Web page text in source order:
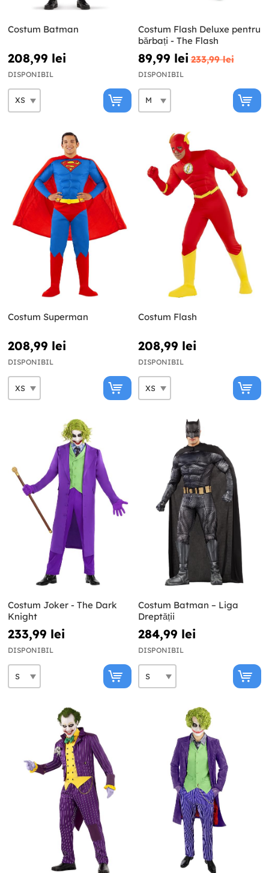
Costum Batman
208,99 lei
DISPONIBIL
Costum Flash Deluxe pentru
bărbați - The Flash
89,99 lei 233,99 lei
DISPONIBIL
Costum Superman
208,99 lei
DISPONIBIL
Costum Flash
208,99 lei
DISPONIBIL
Costum Joker - The Dark
Knight
233,99 lei
DISPONIBIL
Costum Batman – Liga
Dreptății
284,99 lei
DISPONIBIL